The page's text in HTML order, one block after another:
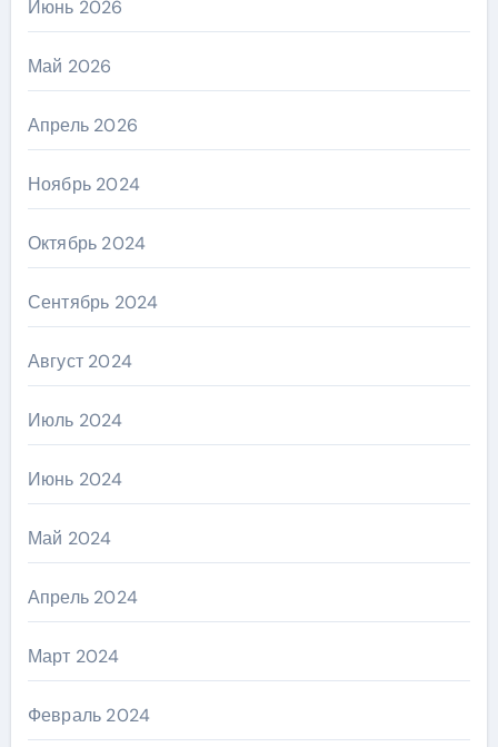
Июнь 2026
Май 2026
Апрель 2026
Ноябрь 2024
Октябрь 2024
Сентябрь 2024
Август 2024
Июль 2024
Июнь 2024
Май 2024
Апрель 2024
Март 2024
Февраль 2024